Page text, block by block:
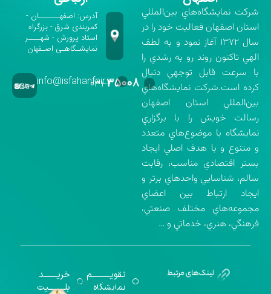
شركت نمايشگاه‌هاي بين‌المللي
استان اصفهان فعاليت خود را در
سال ۱۳۷۲ آغاز نمود و به لطف
الهي تاكنون روند رو به رشدي را
با سرعت قابل توجهي دنبال
كرده است.شركت نمايشگاه‌هاي
بين‌المللي استان اصفهان
رسالت خويش را با برگزاري
نمايشگاه با موضوع‌هاي متعدد
و متنوع و با هدف اصلي ايجاد
بستر اقتصادي مناسب، رقابت
سالم، شناسايي واحدهاي برتر و
ايجاد ارتباط بين اعضاي
مجموعه‌هاي مختلف صنعتي،
فرهنگي، هنري، خدماتي و …
آدرس: اصفهـــــــان -
کمربندی شرق - بزرگراه
استاد پرورش - شهــــر
نمایشـگاهـی اصـفهان
۰۳۱-۳۵۰۰۸info@isfahanfair.ir
تقویــــــــــم
نمایشگاه
خریـــــــد
بلـــــــــیت گواهینامه‌های